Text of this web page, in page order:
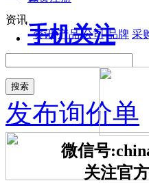
手机关注
微信号
关注官
资讯
资讯 产品 公司 品牌 采
搜索
发布询价单